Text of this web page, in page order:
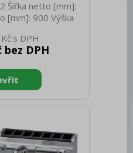
Šířka netto [mm]:
[mm]: 900 Výška
430 Hloubka
brutto [mm]:
zařízení Konstruční
Příkon
Napájení: 230 V /
butan Stupeň
prvků:
bez DPH